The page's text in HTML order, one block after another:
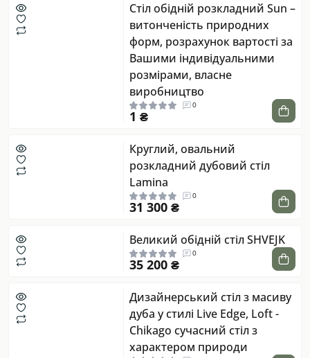
Стіл обідній розкладний Sun –
витонченість природних
форм, розрахунок вартості за
Вашими індивідуальними
розмірами, власне
виробництво
0
1 ₴
Круглий, овальний
розкладний дубовий стіл
Lamina
0
31 300 ₴
Великий обідній стіл SHVEJK
0
35 200 ₴
Дизайнерський стіл з масиву
дуба у стилі Live Edge, Loft -
Chikago сучасний стіл з
характером природи